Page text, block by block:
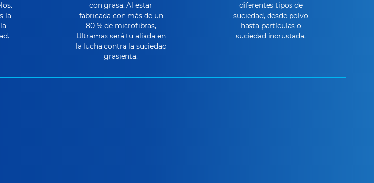
la
con grasa. Al estar
fabricada con más de un
80 % de microfibras,
Ultramax será tu aliada en
la lucha contra la suciedad
grasienta.
diferentes tipos de
suciedad, desde polvo
hasta partículas o
suciedad incrustada.